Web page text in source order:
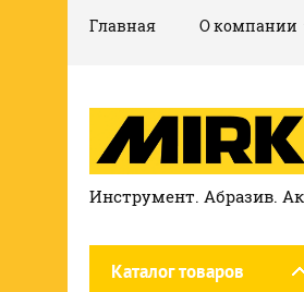
Главная О компании
Инструмент. Абразив.
Каталог товаров